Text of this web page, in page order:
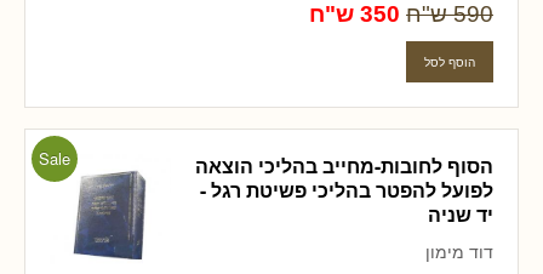
590 ש"ח 350 ש"ח
Sale
הסוף לחובות-מחייב בהליכי הוצאה
לפועל להפטר בהליכי פשיטת רגל -
יד שניה
דוד מימון